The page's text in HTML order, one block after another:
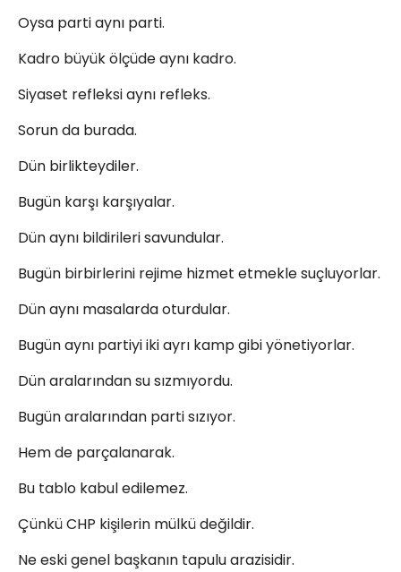
Oysa parti aynı parti.
Kadro büyük ölçüde aynı kadro.
Siyaset refleksi aynı refleks.
Sorun da burada.
Dün birlikteydiler.
Bugün karşı karşıyalar.
Dün aynı bildirileri savundular.
Bugün birbirlerini rejime hizmet etmekle suçluyorlar.
Dün aynı masalarda oturdular.
Bugün aynı partiyi iki ayrı kamp gibi yönetiyorlar.
Dün aralarından su sızmıyordu.
Bugün aralarından parti sızıyor.
Hem de parçalanarak.
Bu tablo kabul edilemez.
Çünkü CHP kişilerin mülkü değildir.
Ne eski genel başkanın tapulu arazisidir.